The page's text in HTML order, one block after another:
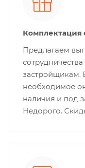
Комплектация
Предлагаем
застройщикам.
необходимое
наличия и под
Недорого.